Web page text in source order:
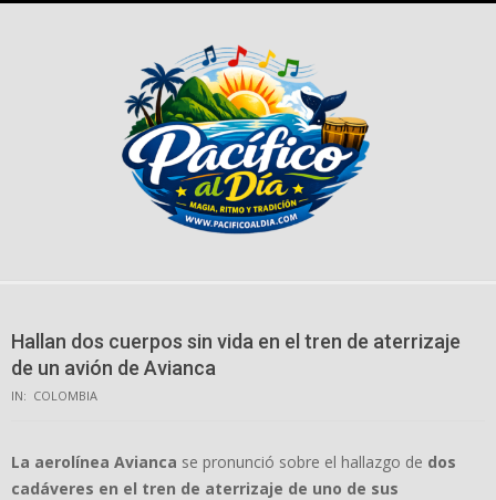
Hallan dos cuerpos sin vida en el tren de aterrizaje
de un avión de Avianca
IN: COLOMBIA
La aerolínea Avianca se pronunció sobre el hallazgo de dos
cadáveres en el tren de aterrizaje de uno de sus